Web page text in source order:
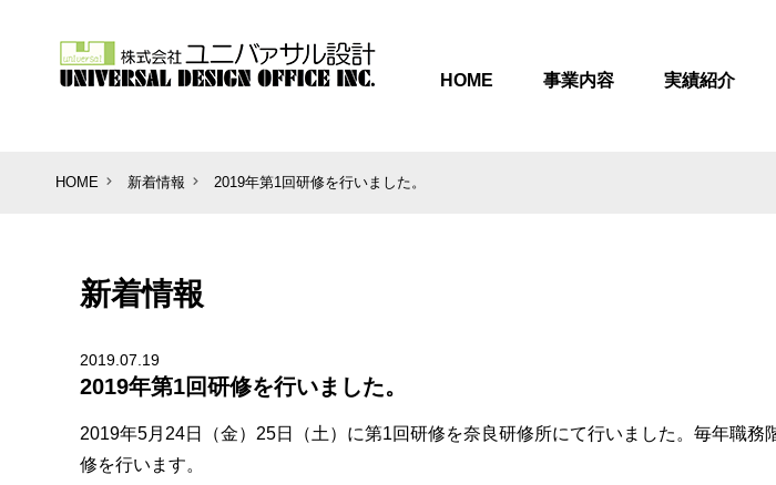
HOME 事業内容 実績紹介
HOME 新着情報 2019年第1回研修を行いました。
新着情報
2019.07.19
2019年第1回研修を行いました。
2019年5月24日（金）25日（土）に第1回研修を奈良研修所にて行いました。毎年職
修を行います。